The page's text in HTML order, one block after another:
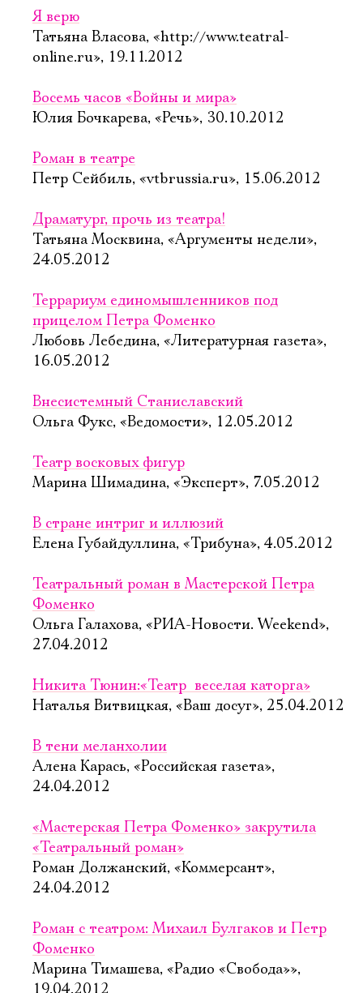
Я верю
Татьяна Власова, «http://www.teatral-
online.ru», 19.11.2012
Восемь часов «Войны и мира»
Юлия Бочкарева, «Речь», 30.10.2012
Роман в театре
Петр Сейбиль, «vtbrussia.ru», 15.06.2012
Драматург, прочь из театра!
Татьяна Москвина, «Аргументы недели»,
24.05.2012
Террариум единомышленников под
прицелом Петра Фоменко
Любовь Лебедина, «Литературная газета»,
16.05.2012
Внесистемный Станиславский
Ольга Фукс, «Ведомости», 12.05.2012
Театр восковых фигур
Марина Шимадина, «Эксперт», 7.05.2012
В стране интриг и иллюзий
Елена Губайдуллина, «Трибуна», 4.05.2012
Театральный роман в Мастерской Петра
Фоменко
Ольга Галахова, «РИА-Новости. Weekend»,
27.04.2012
Никита Тюнин:«Театр  веселая каторга»
Наталья Витвицкая, «Ваш досуг», 25.04.2012
В тени меланхолии
Алена Карась, «Российская газета»,
24.04.2012
«Мастерская Петра Фоменко» закрутила
«Театральный роман»
Роман Должанский, «Коммерсант»,
24.04.2012
Роман с театром: Михаил Булгаков и Петр
Фоменко
Марина Тимашева, «Радио «Свобода»»,